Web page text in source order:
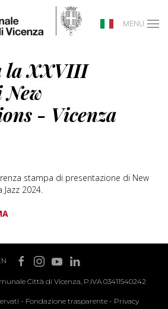
MENU
la XXVIII
- Vicenza
stampa di presentazione di New
Jazz 2024.
Città di Vicenza, P.IVA 03411540242
- Fondazione trasparente - Privacy